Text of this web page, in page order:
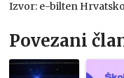
Izvor: e-bilten
Povezani